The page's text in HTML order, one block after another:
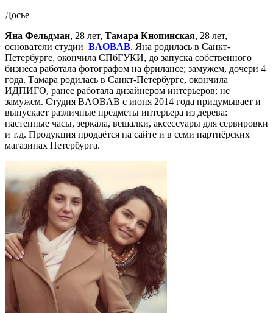
Досье
Яна Фельдман, 28 лет, Тамара Кнопинская, 28 лет,
основатели студии BAOBAB. Яна родилась в Санкт-
Петербурге, окончила СПбГУКИ, до запуска собственного
бизнеса работала фотографом на фрилансе; замужем, дочери 4
года. Тамара родилась в Санкт-Петербурге, окончила
ИДПИГО, ранее работала дизайнером интерьеров; не
замужем. Студия BAOBAB с июня 2014 года придумывает и
выпускает различные предметы интерьера из дерева:
настенные часы, зеркала, вешалки, аксессуары для сервировки
и т.д. Продукция продаётся на сайте и в семи партнёрских
магазинах Петербурга.